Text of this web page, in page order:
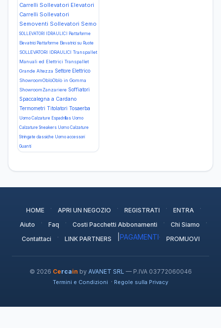
Carrelli Sollevatori Elevatori
Carrelli Sollevatori
Semoventi Sollevatori Semo
SOLLEVATORI IDRAULICI Piattaforme
Elevatrici Piattaforme Elevatrici su Ruote
SOLLEVATORI IDRAULICI Transpallet
Manuali ed Elettrici Transpallet
Grande Altezza Settore Elettrico
ShowroomOblòOblò in Gomma
ShowroomZanzariere Soffiatori
Spaccalegna a Cardano
Termometri Titolatori Tosaerba
Uomo Calzature Espadrillas Uomo
Calzature Sneakers Uomo Calzature
Stringate classiche Uomo accessori
Guanti
HOME · APRI UN NEGOZIO · REGISTRATI · ENTRA ·
Aiuto · Faq · Costi Pacchetti Abbonamenti · Chi Siamo ·
Contattaci · LINK PARTNERS PAGAMENTI· PROMUOVI
© 2026 Cercain by AVANET SRL — P.IVA 03772060046
Termini e Condizioni · Regole sulla Privacy